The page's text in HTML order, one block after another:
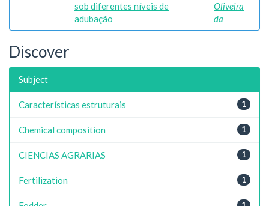
sob diferentes níveis de
adubação
Oliveira
da
Discover
Subject
1
Características estruturais
1
Chemical composition
1
CIENCIAS AGRARIAS
1
Fertilization